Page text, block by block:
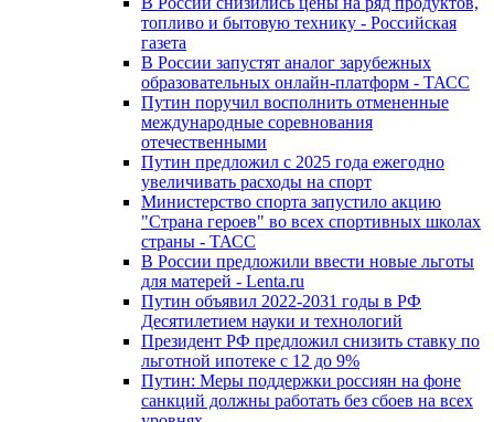
топливо и бытовую технику - Российская
газета
В России запустят аналог зарубежных
образовательных онлайн-платформ - ТАСС
Путин поручил восполнить отмененные
международные соревнования
отечественными
Путин предложил с 2025 года ежегодно
увеличивать расходы на спорт
Министерство спорта запустило акцию
"Страна героев" во всех спортивных школах
страны - ТАСС
В России предложили ввести новые льготы
для матерей - Lenta.ru
Путин объявил 2022-2031 годы в РФ
Десятилетием науки и технологий
Президент РФ предложил снизить ставку по
льготной ипотеке с 12 до 9%
Путин: Меры поддержки россиян на фоне
санкций должны работать без сбоев на всех